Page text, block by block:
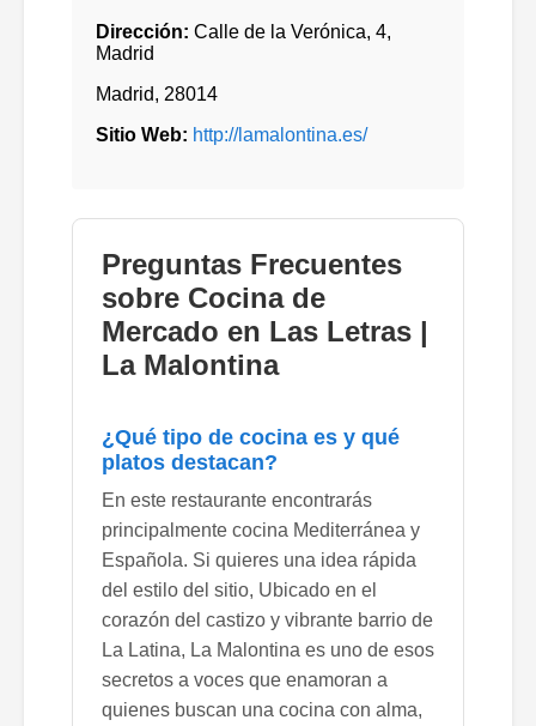
Dirección: Calle de la Verónica, 4,
Madrid
Madrid, 28014
Sitio Web: http://lamalontina.es/
Preguntas Frecuentes
sobre Cocina de
Mercado en Las Letras |
La Malontina
¿Qué tipo de cocina es y qué
platos destacan?
En este restaurante encontrarás
principalmente cocina Mediterránea y
Española. Si quieres una idea rápida
del estilo del sitio, Ubicado en el
corazón del castizo y vibrante barrio de
La Latina, La Malontina es uno de esos
secretos a voces que enamoran a
quienes buscan una cocina con alma,